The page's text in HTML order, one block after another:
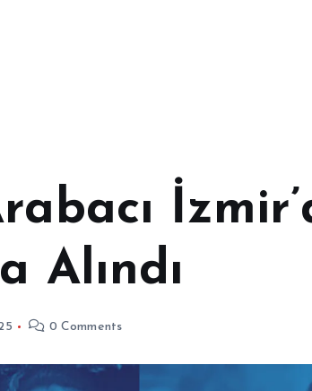
Alındı
0 Comments